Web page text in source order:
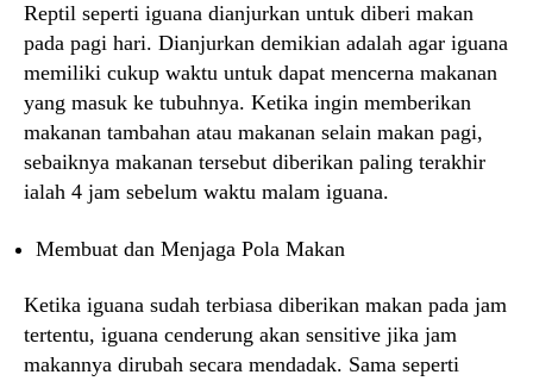
Reptil seperti iguana dianjurkan untuk diberi makan
pada pagi hari. Dianjurkan demikian adalah agar iguana
memiliki cukup waktu untuk dapat mencerna makanan
yang masuk ke tubuhnya. Ketika ingin memberikan
makanan tambahan atau makanan selain makan pagi,
sebaiknya makanan tersebut diberikan paling terakhir
ialah 4 jam sebelum waktu malam iguana.
Membuat dan Menjaga Pola Makan
Ketika iguana sudah terbiasa diberikan makan pada jam
tertentu, iguana cenderung akan sensitive jika jam
makannya dirubah secara mendadak. Sama seperti